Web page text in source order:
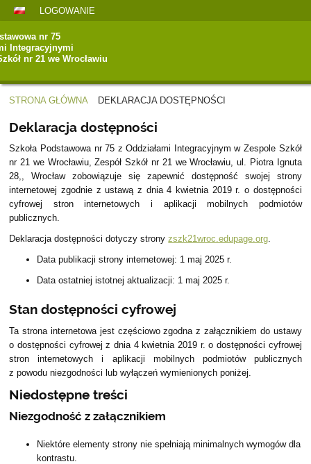
LOGOWANIE
nr 75
Integracyjnymi
nr 21 we Wrocławiu
STRONA GŁÓWNA DEKLARACJA DOSTĘPNOŚCI
Deklaracja
dostępności
Deklaracja dostępności
Szkoła Podstawowa nr 75 z Oddziałami Integracyjnym w Zespole Szkół
nr 21 we Wrocławiu, Zespół Szkół nr 21 we Wrocławiu, ul. Piotra Ignuta
28,, Wrocławzobowiązuje się zapewnić dostępność swojej strony
internetowej zgodnie z ustawą z dnia 4 kwietnia 2019 r. o dostępności
cyfrowej stron internetowych i aplikacji mobilnych podmiotów
publicznych.
Deklaracja dostępności dotyczy stronyzszk21wroc.edupage.org.
Data publikacji strony internetowej: 1 maj 2025 r.
Data ostatniej istotnej aktualizacji: 1 maj 2025 r.
Stan dostępności cyfrowej
Ta strona internetowa jest częściowo zgodna z załącznikiem do ustawy
o dostępności cyfrowej z dnia 4 kwietnia 2019 r. o dostępności cyfrowej
stron internetowych i aplikacji mobilnych podmiotów publicznych
z powodu niezgodności lub wyłączeń wymienionych poniżej.
Niedostępne treści
Niezgodność z załącznikiem
Niektóre elementy strony nie spełniają minimalnych wymogów dla
kontrastu.